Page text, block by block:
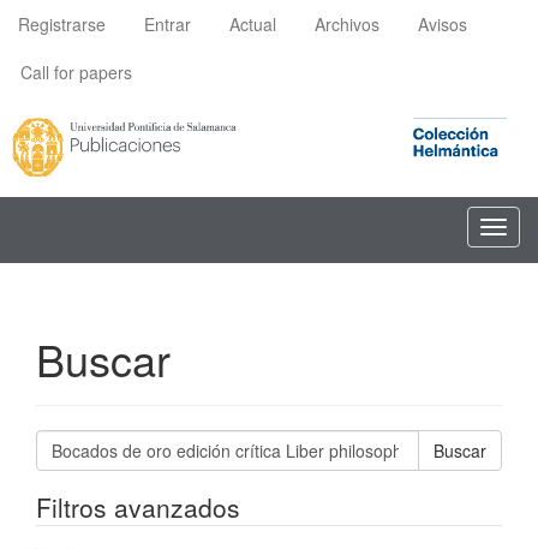
principal
principal
lateral
Registrarse Entrar Actual Archivos
Avisos
Call for papers
Buscar
Buscar
artículos
Filtros avanzados